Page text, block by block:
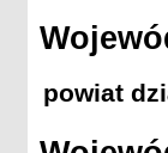
powiat